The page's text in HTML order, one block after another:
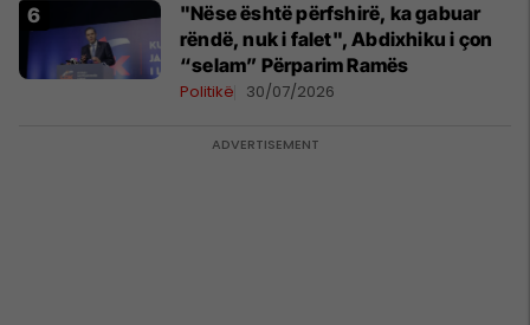
"Nëse është përfshirë, ka gabuar
rëndë, nuk i falet", Abdixhiku i çon
“selam” Përparim Ramës
Politikë 30/07/2026